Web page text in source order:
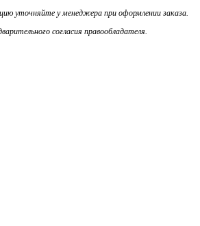
уточняйте у менеджера при оформлении заказа.
согласия правообладателя.